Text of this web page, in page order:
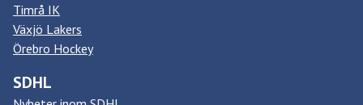
Timrå IK
Växjö Lakers
Örebro Hockey
SDHL